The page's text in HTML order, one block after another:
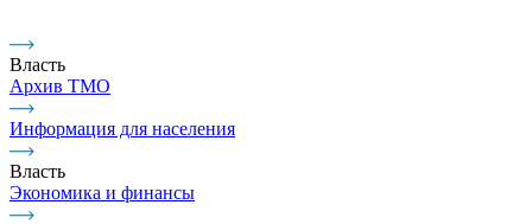
Власть
Архив ТМО
Информация для населения
Власть
Экономика и финансы